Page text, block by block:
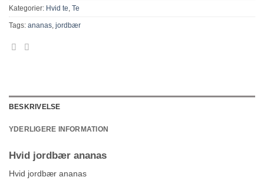
Kategorier: Hvid te Te
Tags: ananas jordbær
BESKRIVELSE
YDERLIGERE INFORMATION
Hvid jordbær ananas
Hvid jordbær ananas